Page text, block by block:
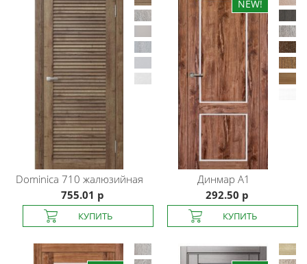
Dominica 710 жалюзийная
755.01 р
Динмар A1
292.50 р